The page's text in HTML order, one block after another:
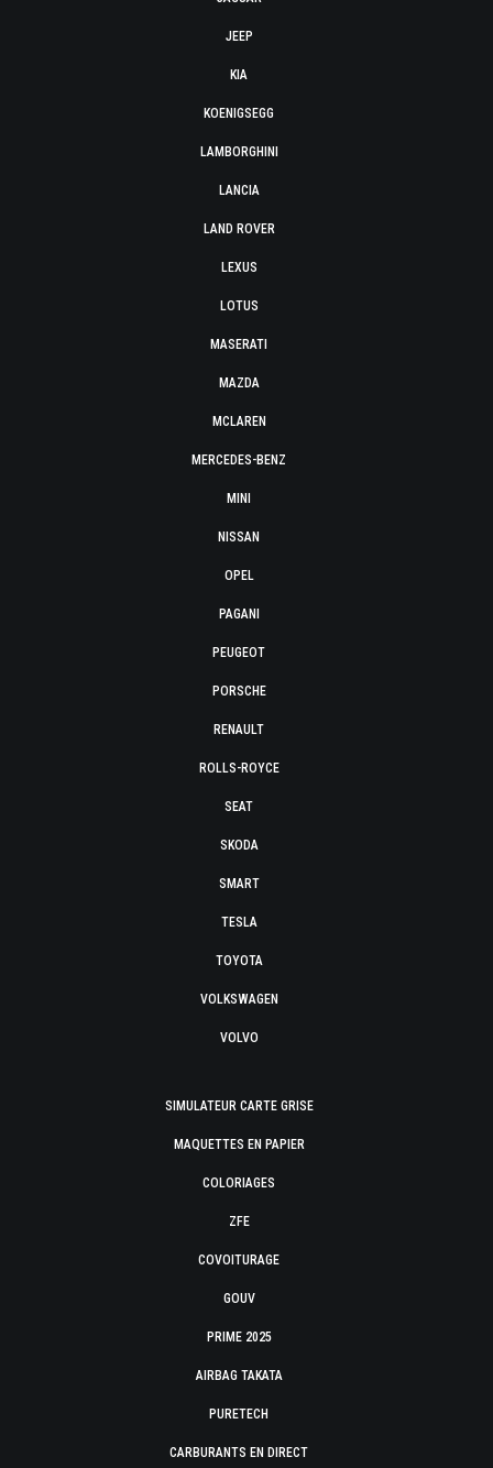
JEEP
KIA
KOENIGSEGG
LAMBORGHINI
LANCIA
LAND ROVER
LEXUS
LOTUS
MASERATI
MAZDA
MCLAREN
MERCEDES-BENZ
MINI
NISSAN
OPEL
PAGANI
PEUGEOT
PORSCHE
RENAULT
ROLLS-ROYCE
SEAT
SKODA
SMART
TESLA
TOYOTA
VOLKSWAGEN
VOLVO
SIMULATEUR CARTE GRISE
MAQUETTES EN PAPIER
COLORIAGES
ZFE
COVOITURAGE
GOUV
PRIME 2025
AIRBAG TAKATA
PURETECH
CARBURANTS EN DIRECT